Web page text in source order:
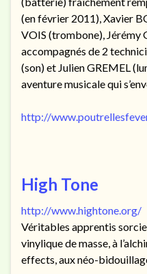
(en février 2011), Xavier
VOIS (trombone), Jérémy
accompagnés de 2
(son) et Julien GREMEL
aventure musicale qui
http://
High Tone
http://www.hightone.org/
Véritables apprentis
vinylique de masse, à
effects, aux néo-